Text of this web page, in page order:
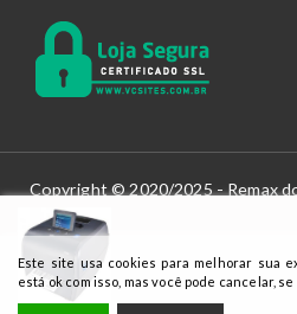
Copyright © 2020/2025 - Remax
Theme By
Este site usa cookies para melhorar sua
está ok com isso, mas você pode cancelar,